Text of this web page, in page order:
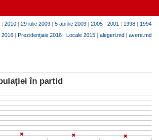
| 2010 | 29 iulie 2009 | 5 aprilie 2009 | 2005 | 2001 | 1998 | 1994
2016 | Prezidenţiale 2016 | Locale 2015 | alegeri.md | avere.md
în partid